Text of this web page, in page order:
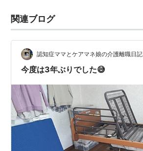
関連ブログ
認知症ママとケアマネ娘の介護離職日記
今度は3年ぶりでした😅